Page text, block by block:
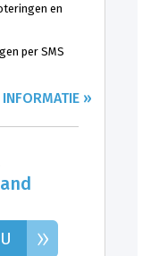
en
per SMS
INFORMATIE »
»